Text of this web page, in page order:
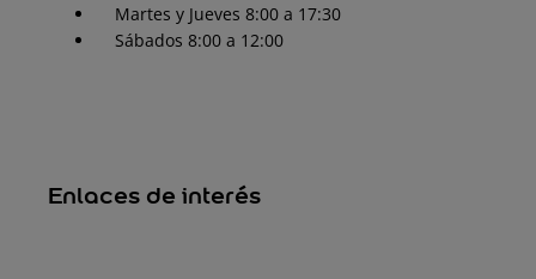
Martes y Jueves 8:00 a 17:30
Sábados 8:00 a 12:00
Enlaces de interés